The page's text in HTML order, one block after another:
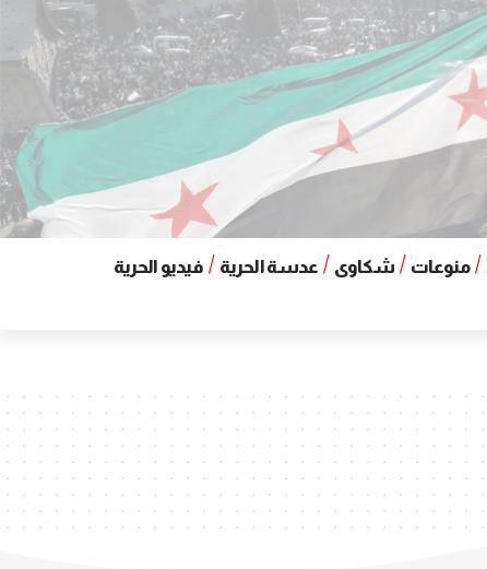
منوعات شكاوى عدسة الحرية
فيديو الحرية